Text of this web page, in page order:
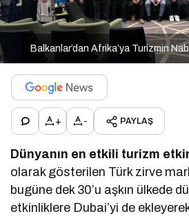
Balkanlar’dan Afrika’ya Turizmin
+ - PAYLAŞ
Dünyanın en etkili turizm
olarak gösterilen Türk zirve
bugüne dek 30’u aşkın ülkede
etkinliklere Dubai’yi de